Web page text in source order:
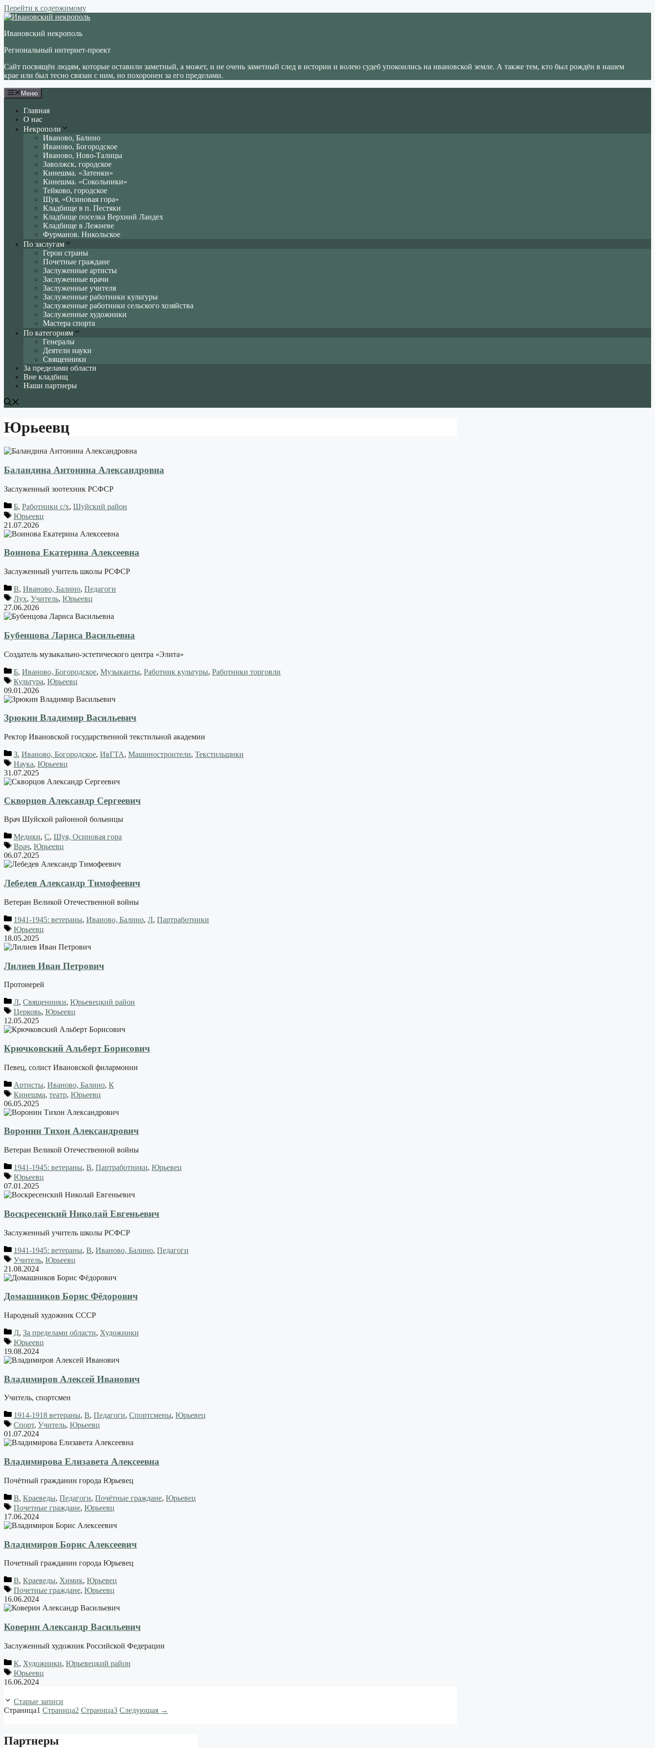
Перейти к содержимому
Ивановский некрополь
Региональный интернет-проект
Сайт посвящён людям, которые оставили заметный, а может, и не очень заметный след в истории и волею судеб упокоились на ивановской земле. А также тем, кто был рождён в нашем
крае или был тесно связан с ним, но похоронен за его пределами.
Меню
Главная
О нас
Некрополи
Иваново, Балино
Иваново, Богородское
Иваново, Ново-Талицы
Заволжск, городское
Кинешма. «Затенки»
Кинешма. «Сокольники»
Тейково, городское
Шуя, «Осиновая гора»
Кладбище в п. Пестяки
Кладбище поселка Верхний Ландех
Кладбище в Лежневе
Фурманов. Никольское
По заслугам
Герои страны
Почетные граждане
Заслуженные артисты
Заслуженные врачи
Заслуженные учителя
Заслуженные работники культуры
Заслуженные работники сельского хозяйства
Заслуженные художники
Мастера спорта
По категориям
Генералы
Деятели науки
Священники
За пределами области
Вне кладбищ
Наши партнеры
Юрьеевц
Баландина Антонина Александровна
Заслуженный зоотехник РСФСР
Б, Работники с/х, Шуйский район
Юрьеевц
21.07.2026
Воинова Екатерина Алексеевна
Заслуженный учитель школы РСФСР
В, Иваново, Балино, Педагоги
Лух, Учитель, Юрьеевц
27.06.2026
Бубенцова Лариса Васильевна
Создатель музыкально-эстетического центра «Элита»
Б, Иваново, Богородское, Музыканты, Работник культуры, Работники торговли
Культура, Юрьеевц
09.01.2026
Зрюкин Владимир Васильевич
Ректор Ивановской государственной текстильной академии
З, Иваново, Богородское, ИвГТА, Машиностроители, Текстильщики
Наука, Юрьеевц
31.07.2025
Скворцов Александр Сергеевич
Врач Шуйской районной больницы
Медики, С, Шуя, Осиновая гора
Врач, Юрьеевц
06.07.2025
Лебедев Александр Тимофеевич
Ветеран Великой Отечественной войны
1941-1945: ветераны, Иваново, Балино, Л, Партработники
Юрьеевц
18.05.2025
Лилиев Иван Петрович
Протоиерей
Л, Священники, Юрьевецкий район
Церковь, Юрьеевц
12.05.2025
Крючковский Альберт Борисович
Певец, солист Ивановской филармонии
Артисты, Иваново, Балино, К
Кинешма, театр, Юрьеевц
06.05.2025
Воронин Тихон Александрович
Ветеран Великой Отечественной войны
1941-1945: ветераны, В, Партработники, Юрьевец
Юрьеевц
07.01.2025
Воскресенский Николай Евгеньевич
Заслуженный учитель школы РСФСР
1941-1945: ветераны, В, Иваново, Балино, Педагоги
Учитель, Юрьеевц
21.08.2024
Домашников Борис Фёдорович
Народный художник СССР
Д, За пределами области, Художники
Юрьеевц
19.08.2024
Владимиров Алексей Иванович
Учитель, спортсмен
1914-1918 ветераны, В, Педагоги, Спортсмены, Юрьевец
Спорт, Учитель, Юрьеевц
01.07.2024
Владимирова Елизавета Алексеевна
Почётный гражданин города Юрьевец
В, Краеведы, Педагоги, Почётные граждане, Юрьевец
Почетные граждане, Юрьеевц
17.06.2024
Владимиров Борис Алексеевич
Почетный гражданин города Юрьевец
В, Краеведы, Химик, Юрьевец
Почетные граждане, Юрьеевц
16.06.2024
Коверин Александр Васильевич
Заслуженный художник Российской Федерации
К, Художники, Юрьевецкий район
Юрьеевц
16.06.2024
Старые записи
Страница1 Страница2 Страница3 Следующая →
Партнеры